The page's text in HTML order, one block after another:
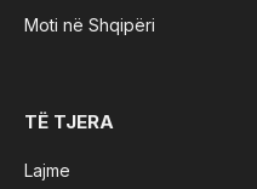
Moti në Shqipëri
TË TJERA
Lajme